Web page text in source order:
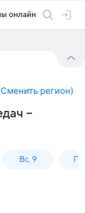
онлайн
Сменить регион)
–
Вс, 9